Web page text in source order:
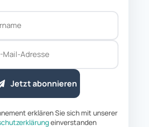
Jetzt abonnieren
erklären Sie sich mit unserer
einverstanden